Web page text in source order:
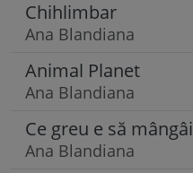
Chihlimbar
Ana Blandiana
Animal Planet
Ana Blandiana
Ce greu e să mângâi
Ana Blandiana